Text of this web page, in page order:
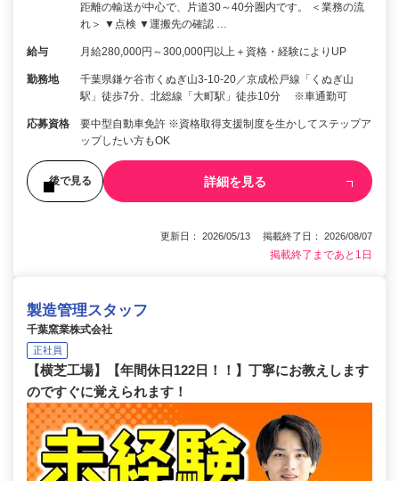
距離の輸送が中心で、片道30～40分圏内です。 ＜業務の流
れ＞ ▼点検 ▼運搬先の確認 …
給与 月給280,000円～300,000円以上＋資格・経験によりUP
勤務地
千葉県鎌ケ谷市くぬぎ山3-10-20／京成松戸線「くぬぎ山
駅」徒歩7分、北総線「大町駅」徒歩10分 ※車通勤可
応募資格
要中型自動車免許 ※資格取得支援制度を生かしてステップア
ップしたい方もOK
後で見る 詳細を見る
更新日： 2026/05/13 掲載終了日： 2026/08/07
掲載終了まであと1日
製造管理スタッフ
千葉窯業株式会社
正社員
【横芝工場】【年間休日122日！！】丁寧にお教えします
のですぐに覚えられます！